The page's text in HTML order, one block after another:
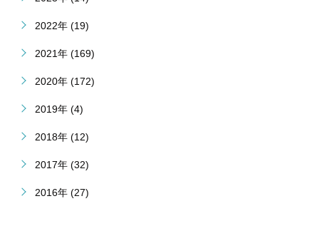
2022年 (19)
2021年 (169)
2020年 (172)
2019年 (4)
2018年 (12)
2017年 (32)
2016年 (27)